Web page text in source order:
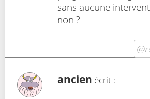
sans aucune
non ?
ancien écrit :